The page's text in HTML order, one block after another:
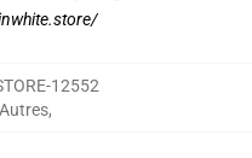
12552
Autres,